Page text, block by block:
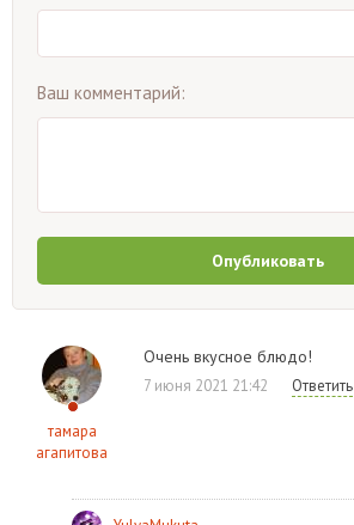
Ваш комментарий:
Опубликовать
тамара
агапитова
Очень вкусное блюдо!
7 июня 2021 21:42 Ответить